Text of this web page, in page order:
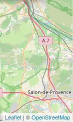
Leaflet | ©OpenStreetMap